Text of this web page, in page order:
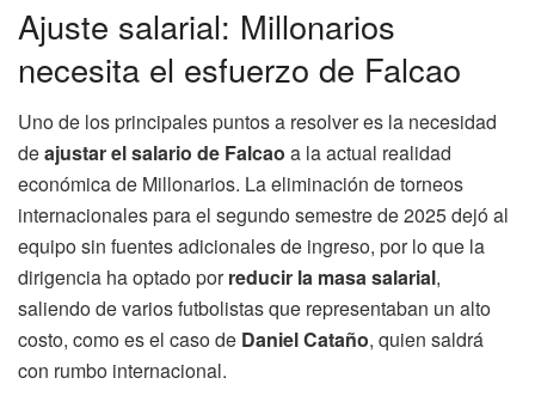
Ajuste salarial: Millonarios
necesita el esfuerzo de Falcao
Uno de los principales puntos a resolver es la necesidad
deajustar el salario de Falcao a la actual realidad
económica de Millonarios. La eliminación de torneos
internacionales para el segundo semestre de 2025 dejó al
equipo sin fuentes adicionales de ingreso, por lo que la
dirigencia ha optado porreducir la masa salarial,
saliendo de varios futbolistas que representaban un alto
costo, como es el caso de Daniel Cataño, quien saldrá
con rumbo internacional.